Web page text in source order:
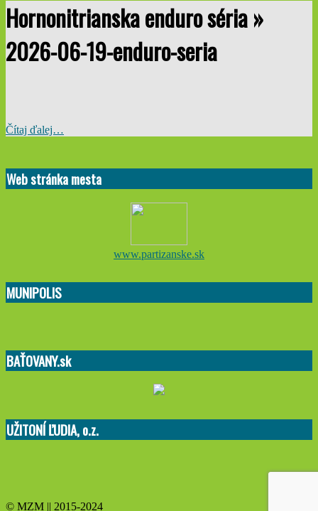
Hornonitrianska enduro séria »
2026-06-19-enduro-seria
Čítaj ďalej…
06-
01
Web stránka mesta
www.partizanske.sk
MUNIPOLIS
BAŤOVANY.sk
UŽITONÍ ĽUDIA, o.z.
© MZM || 2015-2024